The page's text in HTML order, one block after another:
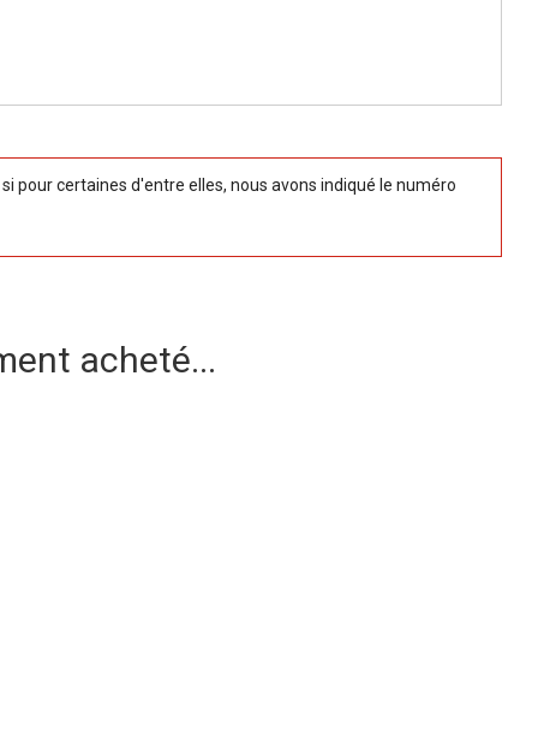
pour certaines d'entre elles, nous avons indiqué le numéro
acheté...